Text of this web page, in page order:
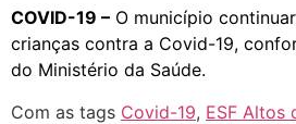
COVID-19 – O município
crianças contra a Covid-19,
do Ministério da Saúde.
Com as tags Covid-19, ESF Altos